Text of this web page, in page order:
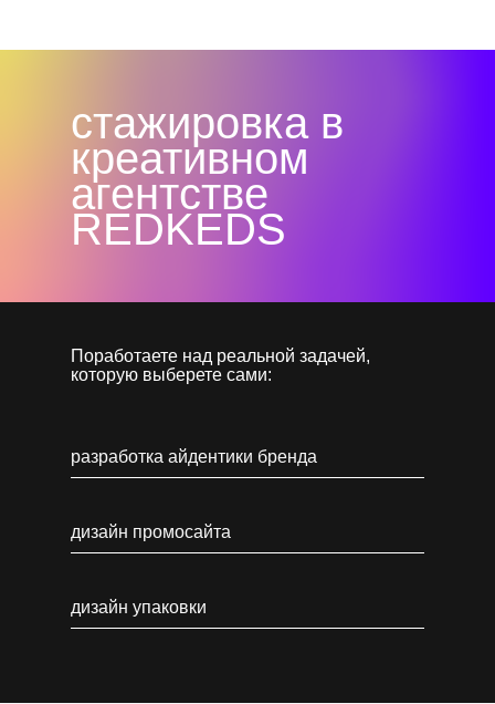
Поработаете над реальной задачей,
которую выберете сами:
стажировка в
креативном
агентстве
REDKEDS
разработка айдентики бренда
дизайн промосайта
дизайн упаковки